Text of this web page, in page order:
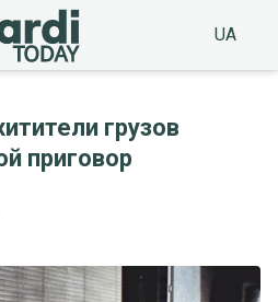
UA
грузов
приговор